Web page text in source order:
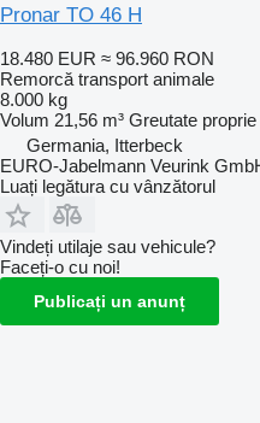
Pronar TO 46 H
18.480 EUR ≈ 96.960 RON
Remorcă transport animale
8.000 kg
Volum 21,56 m³ Greutate proprie
Germania, Itterbeck
EURO-Jabelmann Veurink
Luați legătura cu vânzătorul
Vindeți utilaje sau vehicule?
Faceți-o cu noi!
Publicați un anunț